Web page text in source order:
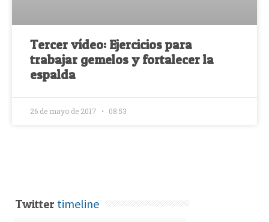
Tercer vídeo: Ejercicios para
trabajar gemelos y fortalecer la
espalda
26 de mayo de 2017 08:53
Twitter timeline